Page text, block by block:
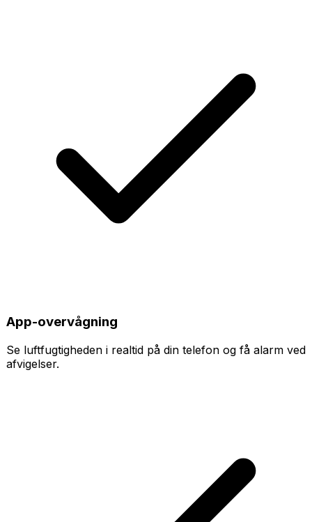
App-overvågning
Se luftfugtigheden i realtid på din telefon og få alarm ved
afvigelser.